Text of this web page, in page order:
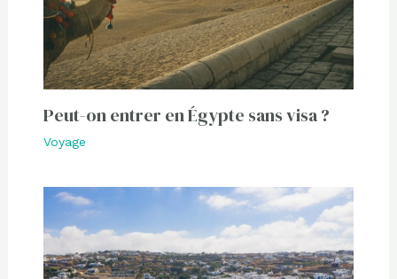
Peut-on entrer en Égypte sans visa ?
Voyage